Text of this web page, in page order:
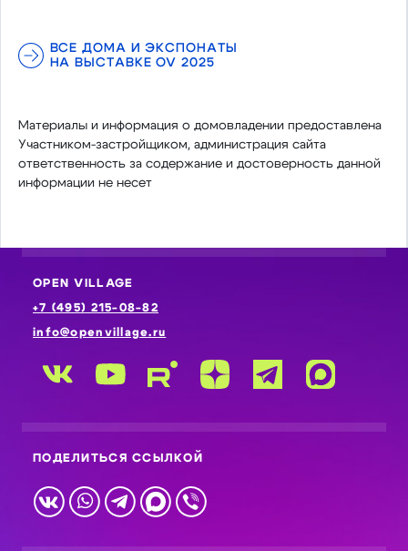
ВСЕ ДОМА И ЭКСПОНАТЫ
НА ВЫСТАВКЕ OV 2025
Материалы и информация о домовладении предоставлена
Участником-застройщиком, администрация сайта
ответственность за содержание и достоверность данной
информации не несет
OPEN VILLAGE
+7 (495) 215-08-82
info@openvillage.ru
ПОДЕЛИТЬСЯ ССЫЛКОЙ